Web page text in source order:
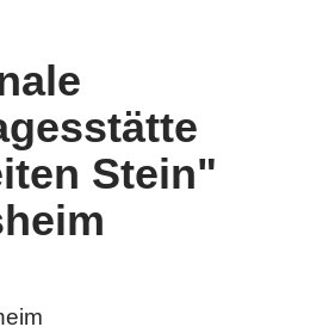
Stein"